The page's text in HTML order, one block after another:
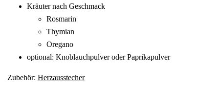
Kräuter nach Geschmack
Rosmarin
Thymian
Oregano
optional: Knoblauchpulver oder Paprikapulver
Zubehör: Herzausstecher